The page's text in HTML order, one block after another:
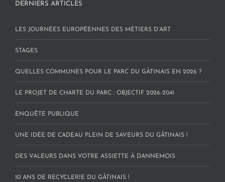
DERNIERS ARTICLES
LES JOURNÉES EUROPÉENNES DES MÉTIERS D’ART
STAGES
QUELLES COMMUNES POUR LE PARC DU GÂTINAIS EN 2026 ?
LE PROJET DE CHARTE DU PARC : OBJECTIF 2026-2041
ENQUÊTE PUBLIQUE
UNE IDÉE DE CADEAU PLEIN DE SAVEURS DU GÂTINAIS !
DES VALEURS DANS VOTRE ASSIETTE À DANNEMOIS
10 ANS DE RECYCLERIE DU GÂTINAIS !